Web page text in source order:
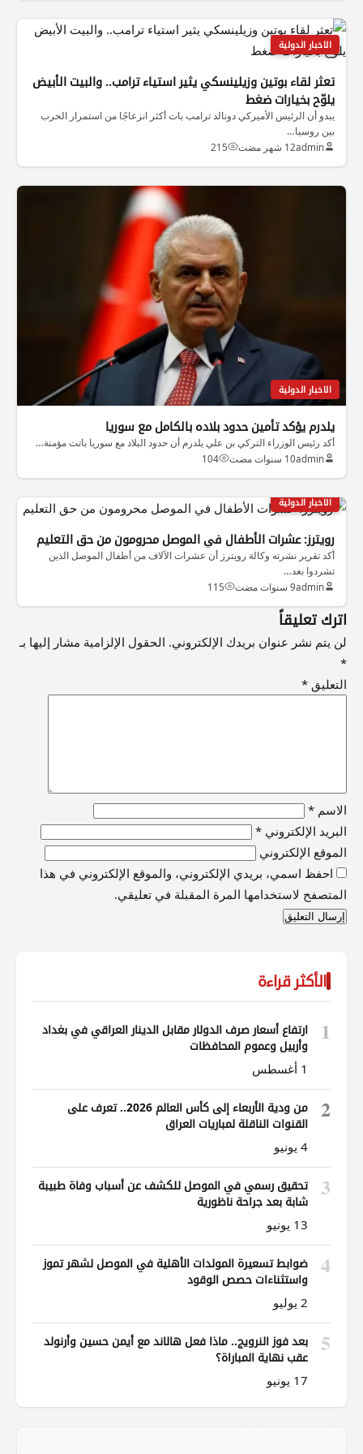
الاخبار الدولية
تعثر لقاء بوتين وزيلينسكي يثير استياء ترامب.. والبيت الأبيض
يلوّح بخيارات ضغط
يبدو أن الرئيس الأميركي دونالد ترامب بات أكثر انزعاجًا من استمرار الحرب
بين روسيا…
admin12 شهر مضت 215
الاخبار الدولية
يلدرم يؤكد تأمين حدود بلاده بالكامل مع سوريا
أكد رئيس الوزراء التركي بن علي يلدرم أن حدود البلاد مع سوريا باتت مؤمنة…
admin10 سنوات مضت 104
الاخبار الدولية
رويترز: عشرات الأطفال في الموصل محرومون من حق التعليم
أكد تقرير نشرته وكالة رويترز أن عشرات الآلاف من أطفال الموصل الذين
تشردوا بعد…
admin9 سنوات مضت 115
اترك تعليقاً
لن يتم نشر عنوان بريدك الإلكتروني. الحقول الإلزامية مشار إليها بـ
*
التعليق *
الاسم *
البريد الإلكتروني *
الموقع الإلكتروني
احفظ اسمي، بريدي الإلكتروني، والموقع الإلكتروني في هذا
المتصفح لاستخدامها المرة المقبلة في تعليقي.
الأكثر قراءة
1
ارتفاع أسعار صرف الدولار مقابل الدينار العراقي في بغداد
وأربيل وعموم المحافظات
1 أغسطس
2
من ودية الأربعاء إلى كأس العالم 2026.. تعرف على
القنوات الناقلة لمباريات العراق
4 يونيو
3
تحقيق رسمي في الموصل للكشف عن أسباب وفاة طبيبة
شابة بعد جراحة ناظورية
13 يونيو
4
ضوابط تسعيرة المولدات الأهلية في الموصل لشهر تموز
واستثناءات حصص الوقود
2 يوليو
5
بعد فوز النرويج.. ماذا فعل هالاند مع أيمن حسين وأرنولد
عقب نهاية المباراة؟
17 يونيو